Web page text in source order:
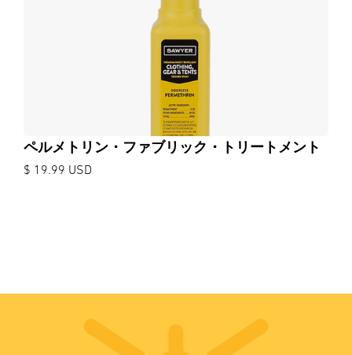
ペルメトリン・ファブリック・トリートメント
$ 19.99 USD